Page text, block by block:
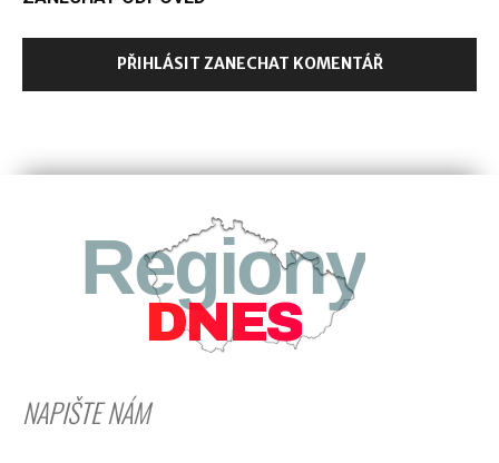
PŘIHLÁSIT ZANECHAT KOMENTÁŘ
Regiony
DNES
NAPIŠTE NÁM